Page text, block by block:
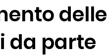
delle
da parte